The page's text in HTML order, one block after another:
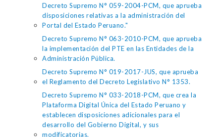
Decreto Supremo N° 059-2004-PCM, que aprueba
disposiciones relativas a la administración del
Portal del Estado Peruano."
Decreto Supremo N° 063-2010-PCM, que aprueba
la implementación del PTE en las Entidades de la
Administración Pública.
Decreto Supremo N° 019-2017-JUS, que aprueba
el Reglamento del Decreto Legislativo N° 1353.
Decreto Supremo N° 033-2018-PCM, que crea la
Plataforma Digital Única del Estado Peruano y
establecen disposiciones adicionales para el
desarrollo del Gobierno Digital, y sus
modificatorias.